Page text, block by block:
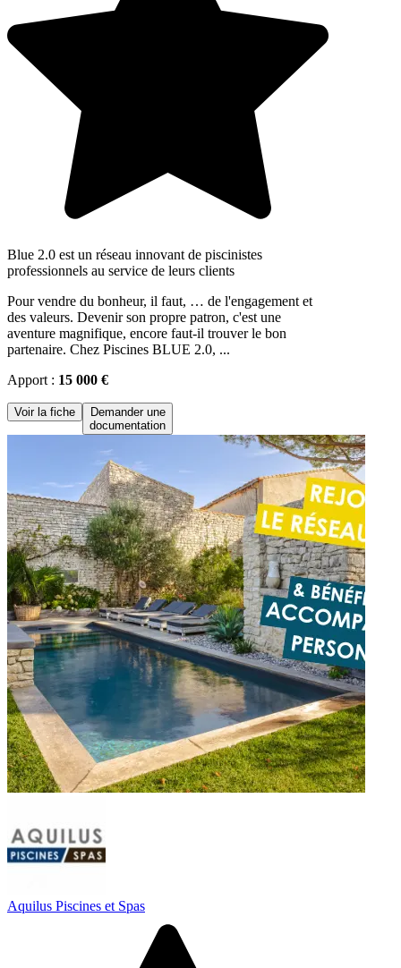
Blue 2.0 est un réseau innovant de piscinistes
professionnels au service de leurs clients
Pour vendre du bonheur, il faut, … de l'engagement et
des valeurs. Devenir son propre patron, c'est une
aventure magnifique, encore faut-il trouver le bon
partenaire. Chez Piscines BLUE 2.0, ...
Apport : 15 000 €
Voir la fiche
Demander une
documentation
Aquilus Piscines et Spas